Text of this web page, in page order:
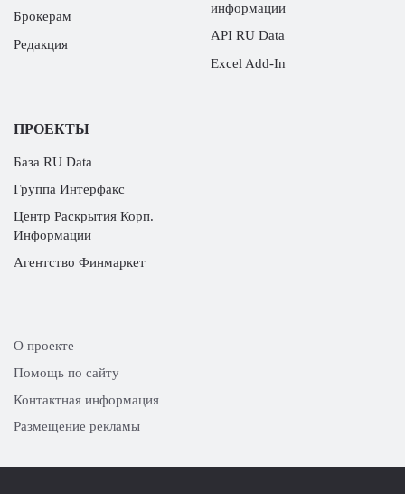
Брокерам
Редакция
информации
API RU Data
Excel Add-In
ПРОЕКТЫ
База RU Data
Группа Интерфакс
Центр Раскрытия Корп.
Информации
Агентство Финмаркет
О проекте
Помощь по сайту
Контактная информация
Размещение рекламы